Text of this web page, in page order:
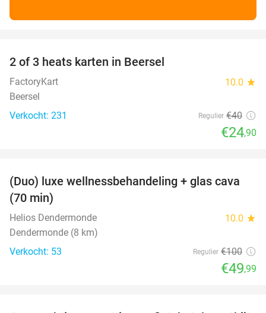
2 of 3 heats karten in Beersel
FactoryKart 10.0 star
Beersel
Verkocht: 231
Regulier €40
€24,90
50%
(Duo) luxe wellnessbehandeling + glas cava
(70 min)
Helios Dendermonde 10.0 star
Dendermonde (8 km)
Verkocht: 53
Regulier €100
€49,99